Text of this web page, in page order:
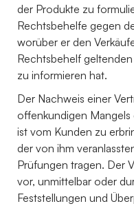
der Produkte zu
Rechtsbehelfe gegen
worüber er den
Rechtsbehelf
zu informieren hat.
Der Nachweis einer
offenkundigen
ist vom Kunden zu
der von ihm
Prüfungen tragen. Der
vor, unmittelbar oder
Feststellungen und